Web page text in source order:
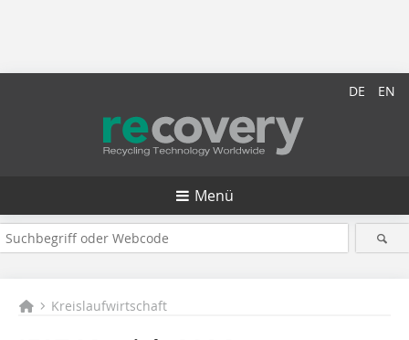
DE EN
Menü
Kreislaufwirtschaft